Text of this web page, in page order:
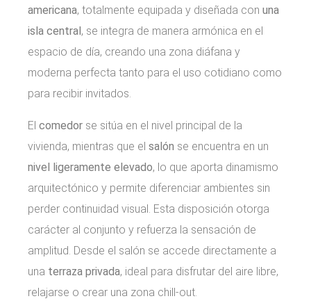
americana, totalmente equipada y diseñada con una
isla central, se integra de manera armónica en el
espacio de día, creando una zona diáfana y
moderna perfecta tanto para el uso cotidiano como
para recibir invitados.
El comedor se sitúa en el nivel principal de la
vivienda, mientras que el salón se encuentra en un
nivel ligeramente elevado, lo que aporta dinamismo
arquitectónico y permite diferenciar ambientes sin
perder continuidad visual. Esta disposición otorga
carácter al conjunto y refuerza la sensación de
amplitud. Desde el salón se accede directamente a
una terraza privada, ideal para disfrutar del aire libre,
relajarse o crear una zona chill-out.